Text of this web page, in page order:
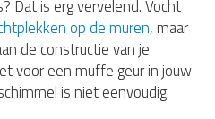
Dat is erg vervelend. Vocht
op de muren, maar
de constructie van je
voor een muffe geur in jouw
is niet eenvoudig.